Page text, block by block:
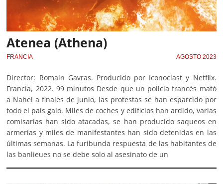
Atenea (Athena)
FRANCIA AGOSTO 2023
Director: Romain Gavras. Producido por Iconoclast y Netflix.
Francia, 2022. 99 minutos Desde que un policía francés mató
a Nahel a finales de junio, las protestas se han esparcido por
todo el país galo. Miles de coches y edificios han ardido, varias
comisarías han sido atacadas, se han producido saqueos en
armerías y miles de manifestantes han sido detenidas en las
últimas semanas. La furibunda respuesta de las habitantes de
las banlieues no se debe solo al asesinato de un